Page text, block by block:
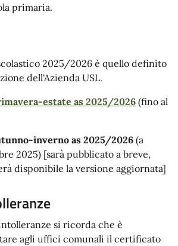
primaria.
2025/2026 è quello definito
dell'Azienda USL.
estate as 2025/2026 (fino al
inverno as 2025/2026 (a
2025) [sarà pubblicato a breve,
disponibile la versione aggiornata]
si ricorda che è
agli uffici comunali il certificato